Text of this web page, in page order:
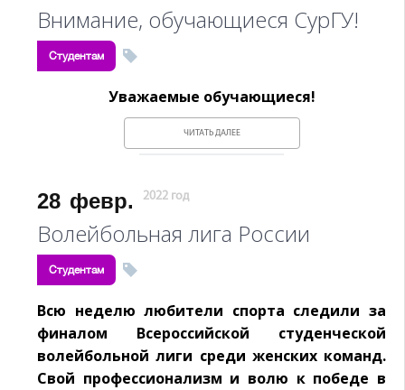
Внимание, обучающиеся СурГУ!
Студентам
Уважаемые обучающиеся!
ЧИТАТЬ ДАЛЕЕ
28 февр. 2022 год
Волейбольная лига России
Студентам
Всю неделю любители спорта следили за
финалом Всероссийской студенческой
волейбольной лиги среди женских команд.
Свой профессионализм и волю к победе в